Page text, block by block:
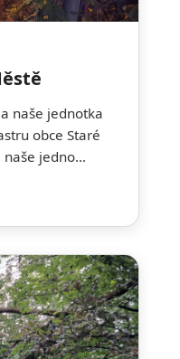
naše jednotka
obce Staré
jedno...